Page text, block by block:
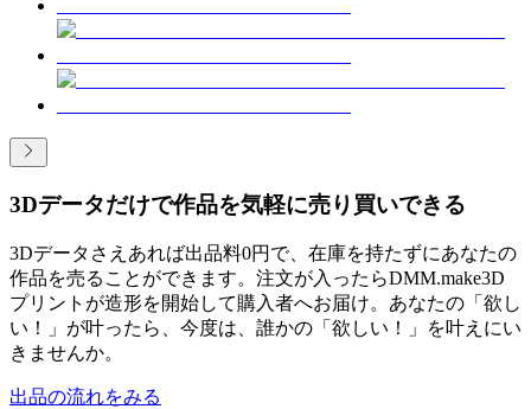
3Dデータだけで作品を気軽に売り買いできる
3Dデータさえあれば出品料0円で、在庫を持たずにあなたの
作品を売ることができます。注文が入ったらDMM.make3D
プリントが造形を開始して購入者へお届け。あなたの「欲し
い！」が叶ったら、今度は、誰かの「欲しい！」を叶えにい
きませんか。
出品の流れをみる